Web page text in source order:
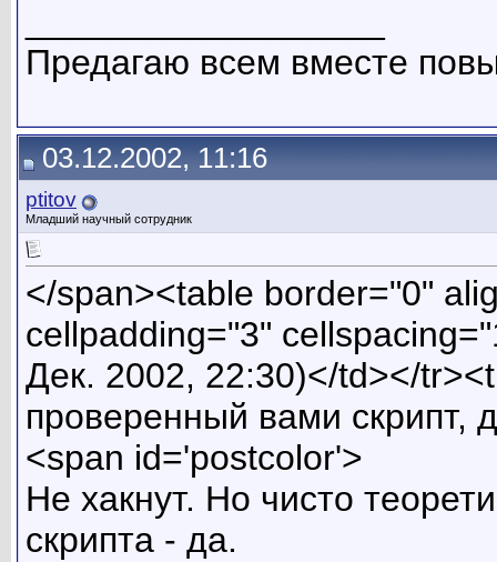
Предагаю всем вместе
03.12.2002, 11:16
ptitov
Младший научный сотрудник
</span><table border="0"
cellpadding="3"
Дек. 2002, 22:30)</td></
проверенный вами скрипт,
<span id='postcolor'>
Не хакнут. Но чисто
скрипта - да.